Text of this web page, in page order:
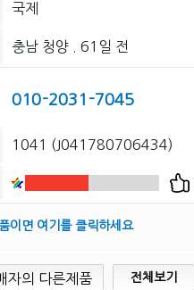
국제
충남 청양 . 61일 전
010-2031-7045
1041 (J041780706434)
이면 여기를 클릭하세요
전체보기